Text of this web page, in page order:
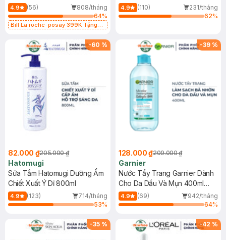
Dụng 40ml
4.9 (56)
808/tháng
64%
Bill La roche-posay 399K Tặng
(SL có hạn)
40ml
4.9 (110)
231/tháng
62%
-60 %
82.000 ₫205.000 ₫
Hatomugi
Sữa Tắm Hatomugi Dưỡng Ẩm
Chiết Xuất Ý Dĩ 800ml
4.9 (123)
714/tháng
53%
-39 %
128.000 ₫209.000 ₫
Garnier
Nước Tẩy Trang Garnier Dành
Cho Da Dầu Và Mụn 400ml
(Mới)
4.9 (69)
942/tháng
64%
-35 % -42 %